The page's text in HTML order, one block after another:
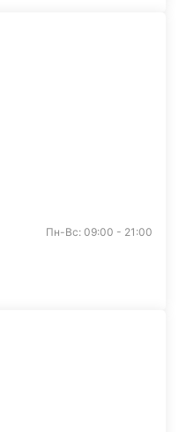
Пн-Вс: 09:00 - 21:00